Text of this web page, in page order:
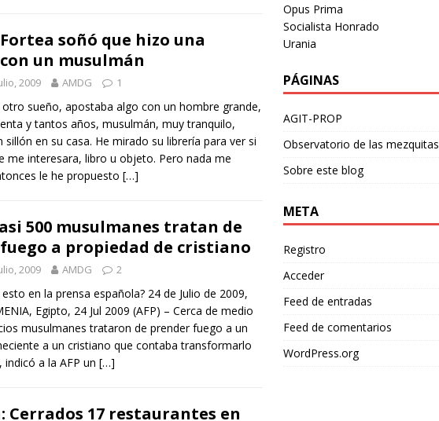
soñó que hizo una
un musulmán
2009 AMDG 1
otro sueño, apostaba algo con un hombre grande,
y tantos años, musulmán, muy tranquilo,
sillón en su casa. He mirado su librería para ver si
me interesara, libro u objeto. Pero nada me
le he propuesto […]
500 musulmanes tratan de
a propiedad de cristiano
2009 AMDG 2
en la prensa española? 24 de Julio de 2009,
Egipto, 24 Jul 2009 (AFP) – Cerca de medio
musulmanes trataron de prender fuego a un
a un cristiano que contaba transformarlo
indicó a la AFP un […]
Cerrados 17 restaurantes en
Opus Prima
Socialista Honrado
Urania
PÁGINAS
AGIT-PROP
Observatorio de las mezquitas
Sobre este blog
META
Registro
Acceder
Feed de entradas
Feed de comentarios
WordPress.org